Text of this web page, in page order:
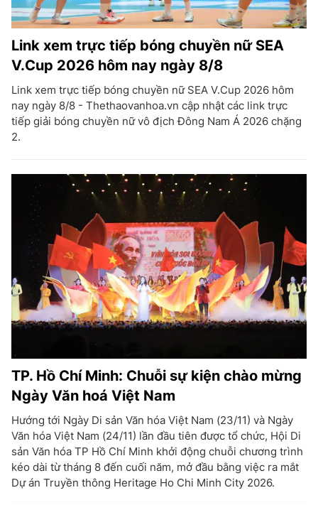
Link xem trực tiếp bóng chuyền nữ SEA
V.Cup 2026 hôm nay ngày 8/8
Link xem trực tiếp bóng chuyền nữ SEA V.Cup 2026 hôm
nay ngày 8/8 - Thethaovanhoa.vn cập nhật các link trực
tiếp giải bóng chuyền nữ vô địch Đông Nam Á 2026 chặng
2.
TP. Hồ Chí Minh: Chuỗi sự kiện chào mừng
Ngày Văn hoá Việt Nam
Hướng tới Ngày Di sản Văn hóa Việt Nam (23/11) và Ngày
Văn hóa Việt Nam (24/11) lần đầu tiên được tổ chức, Hội Di
sản Văn hóa TP Hồ Chí Minh khởi động chuỗi chương trình
kéo dài từ tháng 8 đến cuối năm, mở đầu bằng việc ra mắt
Dự án Truyền thông Heritage Ho Chi Minh City 2026.